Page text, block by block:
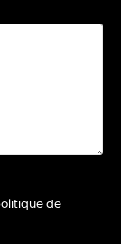
de